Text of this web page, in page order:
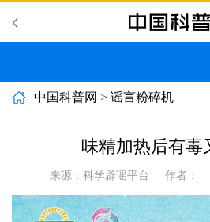
中国科普网 > 谣言粉碎机
味精加热后有毒
来源：科学辟谣平台 作者：